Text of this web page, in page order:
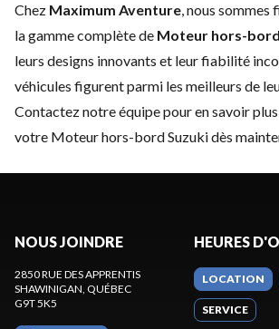
Chez Maximum Aventure, nous sommes
la gamme complète de Moteur hors-
leurs designs innovants et leur fiabilité
véhicules figurent parmi les meilleurs de
Contactez notre équipepour en savoir
votre Moteur hors-bord Suzuki dès
NOUS JOINDRE
2850 RUE DES APPRENTIS
SHAWINIGAN, QUÉBEC
G9T 5K5
HEURES
LOCATION
SERVICE